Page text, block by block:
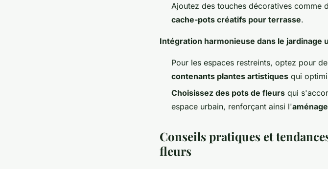
Ajoutez des touches décoratives comme
cache-pots créatifs pour terrasse.
Intégration harmonieuse dans le jardinage
Pour les espaces restreints, optez pour
contenants plantes artistiques qui
Choisissez des pots de fleurs qui
espace urbain, renforçant ainsi l'
Conseils pratiques et
fleurs